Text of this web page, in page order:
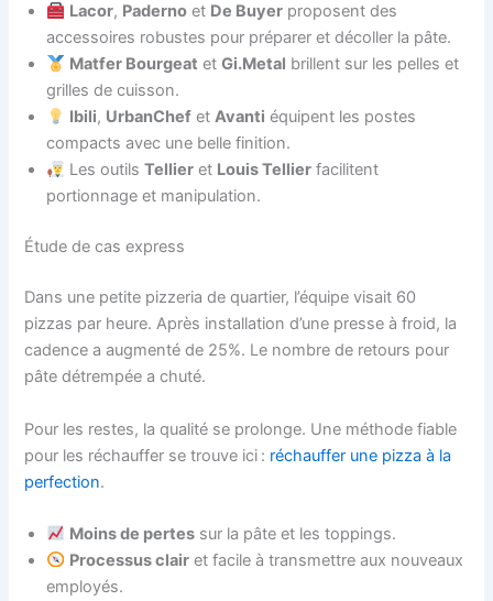
Lacor, Paderno et De Buyer proposent des
accessoires robustes pour préparer et décoller la pâte.
Matfer Bourgeat etGi.Metal brillent sur les pelles et
grilles de cuisson.
Ibili, UrbanChef etAvanti équipent les postes
compacts avec une belle finition.
Les outilsTellier et Louis Tellier facilitent
portionnage et manipulation.
Étude de cas express
Dans une petite pizzeria de quartier, l’équipe visait 60
pizzas par heure. Après installation d’une presse à froid, la
cadence a augmenté de 25%. Le nombre de retours pour
pâte détrempée a chuté.
Pour les restes, la qualité se prolonge. Une méthode fiable
pour les réchauffer se trouve ici : réchauffer une pizza à la
perfection.
Moins de pertes sur la pâte et les toppings.
Processus clair et facile à transmettre aux nouveaux
employés.